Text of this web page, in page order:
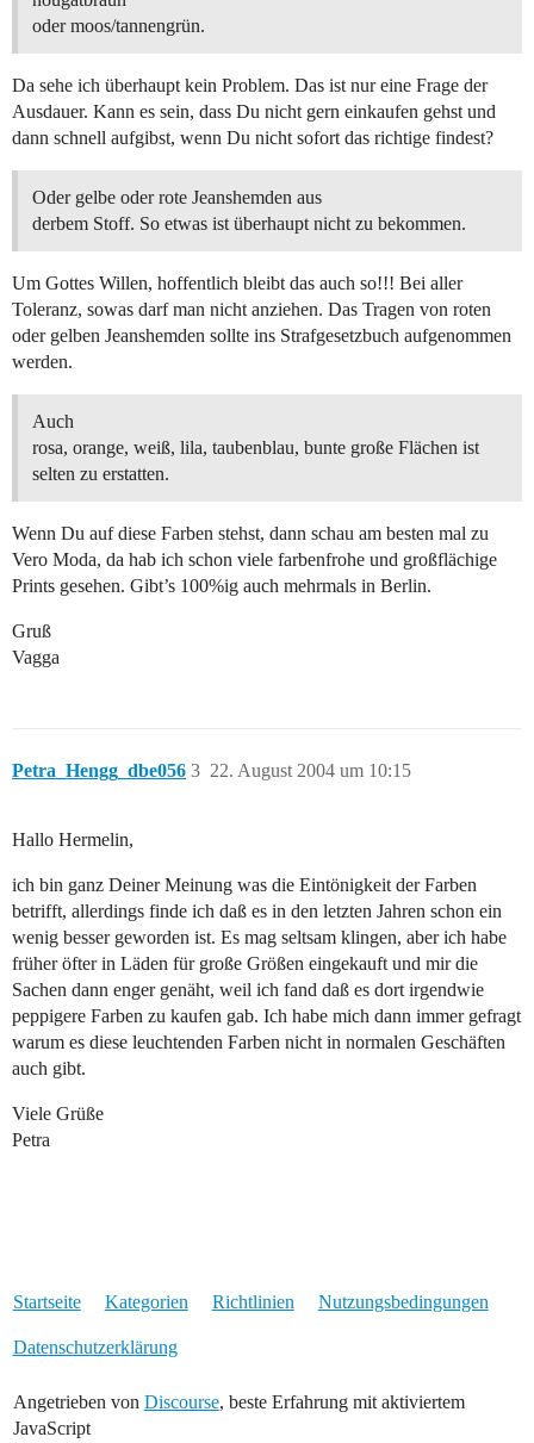
oder moos/tannengrün.
Da sehe ich überhaupt kein Problem. Das ist nur eine Frage der
Ausdauer. Kann es sein, dass Du nicht gern einkaufen gehst und
dann schnell aufgibst, wenn Du nicht sofort das richtige findest?
Oder gelbe oder rote Jeanshemden aus
derbem Stoff. So etwas ist überhaupt nicht zu bekommen.
Um Gottes Willen, hoffentlich bleibt das auch so!!! Bei aller
Toleranz, sowas darf man nicht anziehen. Das Tragen von roten
oder gelben Jeanshemden sollte ins Strafgesetzbuch aufgenommen
werden.
Auch
rosa, orange, weiß, lila, taubenblau, bunte große Flächen ist
selten zu erstatten.
Wenn Du auf diese Farben stehst, dann schau am besten mal zu
Vero Moda, da hab ich schon viele farbenfrohe und großflächige
Prints gesehen. Gibt’s 100%ig auch mehrmals in Berlin.
Gruß
Vagga
Petra_Hengg_dbe056 22. August 2004 um 10:15
3
Hallo Hermelin,
ich bin ganz Deiner Meinung was die Eintönigkeit der Farben
betrifft, allerdings finde ich daß es in den letzten Jahren schon ein
wenig besser geworden ist. Es mag seltsam klingen, aber ich habe
früher öfter in Läden für große Größen eingekauft und mir die
Sachen dann enger genäht, weil ich fand daß es dort irgendwie
peppigere Farben zu kaufen gab. Ich habe mich dann immer gefragt
warum es diese leuchtenden Farben nicht in normalen Geschäften
auch gibt.
Viele Grüße
Petra
Startseite Kategorien Richtlinien Nutzungsbedingungen
Datenschutzerklärung
Angetrieben von Discourse, beste Erfahrung mit aktiviertem
JavaScript